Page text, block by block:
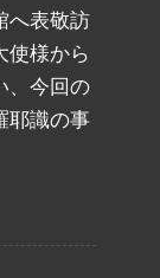
へ表敬訪
使様から
、今回の
耶識の事